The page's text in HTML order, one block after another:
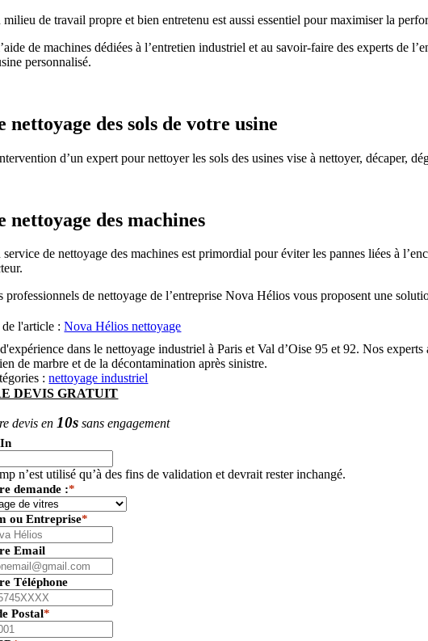
milieu de travail propre et bien entretenu est aussi essentiel pour maximiser la
de machines dédiées à l’entretien industriel et au savoir-faire des experts de
personnalisé.
nettoyage des sols de votre usine
d’un expert pour nettoyer les sols des usines vise à nettoyer, décaper,
nettoyage des machines
de nettoyage des machines est primordial pour éviter les pannes liées à
professionnels de nettoyage de l’entreprise Nova Hélios vous proposent une
de l'article :Nova Hélios nettoyage
dans le nettoyage industriel à Paris et Val d’Oise 95 et 92. Nos
de marbre et de la décontamination après sinistre.
:nettoyage industriel
DEVIS GRATUIT
devis en10s sans engagement
n’est utilisé qu’à des fins de validation et devrait rester inchangé.
demande :*
ou Entreprise*
Email
Téléphone
Postal*